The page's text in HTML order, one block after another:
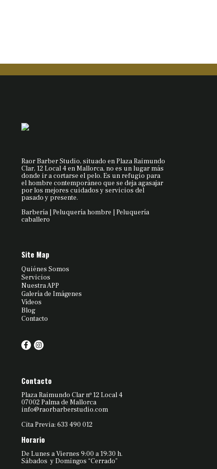
Raor Barber Studio, situado en Plaza Raimundo
Clar, 12 Local 4 en Mallorca, no es un lugar más
donde ir a cortarse el pelo. Es un refugio para
el hombre contemporáneo que se deja agasajar
por los mejores cuidados y servicios del
pasado y presente.
Barbería | Peluquería hombre | Peluquería
caballero
Site Map
Quiénes Somos
Servicios
Nuestra APP
Galería de Imágenes
Vídeos
Blog
Contacto
Contacto
Plaza Raimundo Clar nº 12 Local 4
07002 Palma de Mallorca
info@raorbarberstudio.com
Cita Previa: 633 490 012
Horario
De Lunes a Viernes 9:00 a 19:30 h.
Sábados y Domingos “Cerrado”